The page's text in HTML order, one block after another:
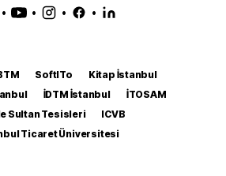
• • • •
SoftITo
Kitap İstanbul
İDTM İstanbul
İTOSAM
Sultan Tesisleri
ICVB
Ticaret Üniversitesi